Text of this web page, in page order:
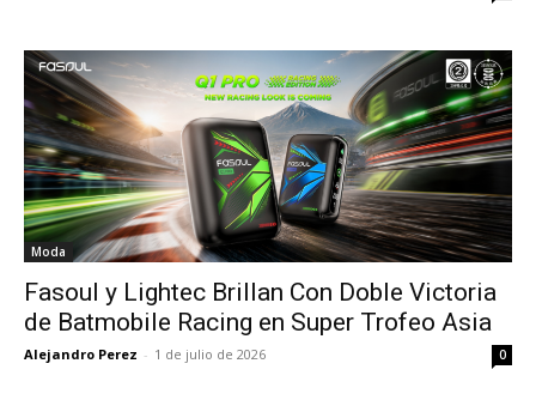
Moda
Fasoul y Lightec Brillan Con Doble Victoria
de Batmobile Racing en Super Trofeo Asia
Alejandro Perez - 1 de julio de 2026 0